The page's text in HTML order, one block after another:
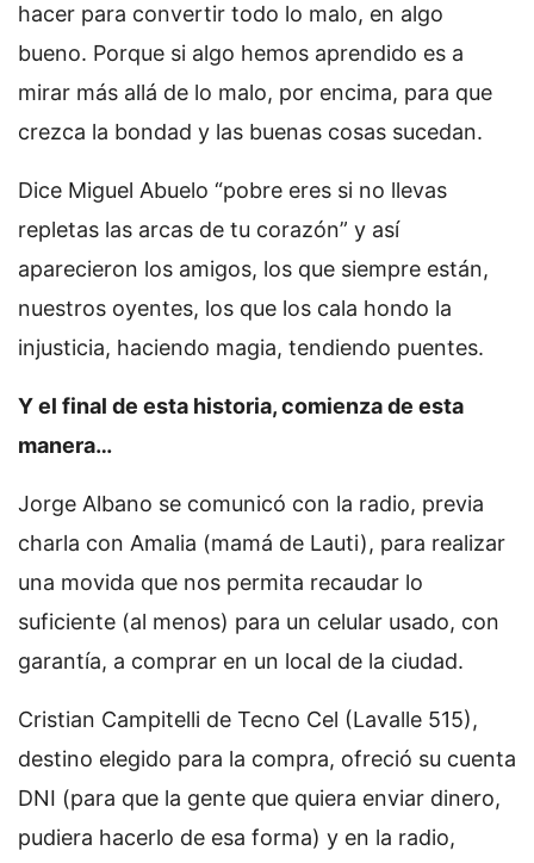
hacer para convertir todo lo malo, en algo
bueno. Porque si algo hemos aprendido es a
mirar más allá de lo malo, por encima, para que
crezca la bondad y las buenas cosas sucedan.
Dice Miguel Abuelo “pobre eres si no llevas
repletas las arcas de tu corazón” y así
aparecieron los amigos, los que siempre están,
nuestros oyentes, los que los cala hondo la
injusticia, haciendo magia, tendiendo puentes.
Y el final de esta historia, comienza de esta
manera…
Jorge Albano se comunicó con la radio, previa
charla con Amalia (mamá de Lauti), para realizar
una movida que nos permita recaudar lo
suficiente (al menos) para un celular usado, con
garantía, a comprar en un local de la ciudad.
Cristian Campitelli de Tecno Cel (Lavalle 515),
destino elegido para la compra, ofreció su cuenta
DNI (para que la gente que quiera enviar dinero,
pudiera hacerlo de esa forma) y en la radio,